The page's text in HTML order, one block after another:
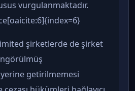
vurgulanmaktadır.
şirketlerde de şirket
getirilmemesi